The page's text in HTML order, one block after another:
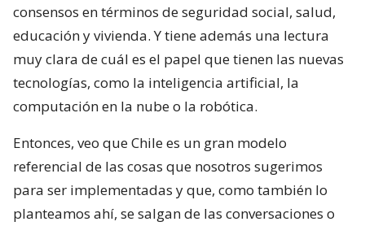
consensos en términos de seguridad social, salud,
educación y vivienda. Y tiene además una lectura
muy clara de cuál es el papel que tienen las nuevas
tecnologías, como la inteligencia artificial, la
computación en la nube o la robótica.
Entonces, veo que Chile es un gran modelo
referencial de las cosas que nosotros sugerimos
para ser implementadas y que, como también lo
planteamos ahí, se salgan de las conversaciones o